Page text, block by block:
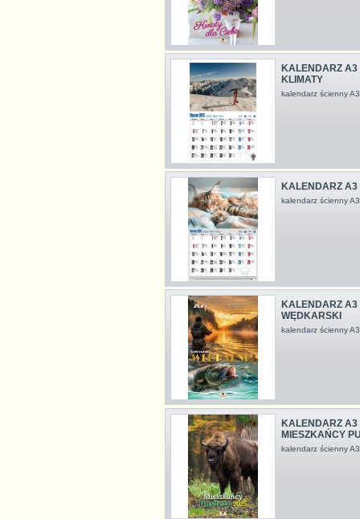
KALENDARZ A3
KLIMATY
kalendarz ścienny
KALENDARZ A3
kalendarz ścienny
KALENDARZ A3
WĘDKARSKI
kalendarz ścienny
KALENDARZ A3
MIESZKAŃCY
kalendarz ścienny